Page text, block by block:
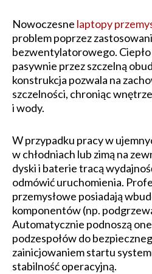
Nowoczesne laptopy
problem poprzez
bezwentylatorowego.
pasywnie przez szczelną
konstrukcja pozwala na
szczelności, chroniąc
i wody.
W przypadku pracy w
w chłodniach lub zimą na
dyski i baterie tracą
odmówić uruchomienia.
przemysłowe posiadają
komponentów (np.
Automatycznie podnoszą
podzespołów do
zainicjowaniem startu
stabilność operacyjną.